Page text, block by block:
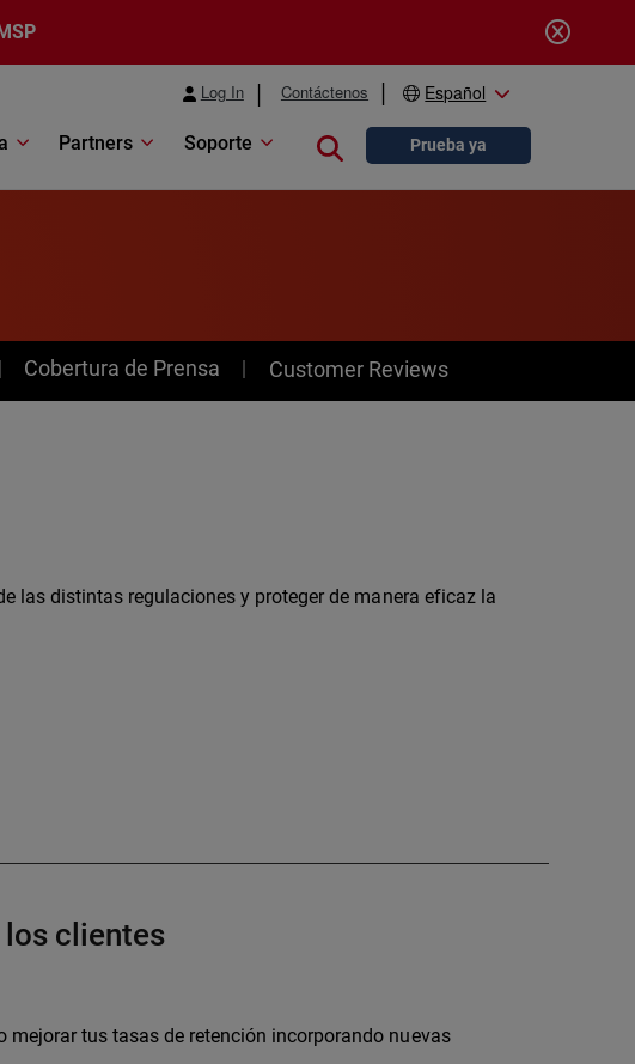
Log In Contáctenos Español
Partners Soporte Close searchPrueba ya
Cobertura de Prensa Customer Reviews
las distintas regulaciones y proteger de manera eficaz la
los clientes
mejorar tus tasas de retención incorporando nuevas